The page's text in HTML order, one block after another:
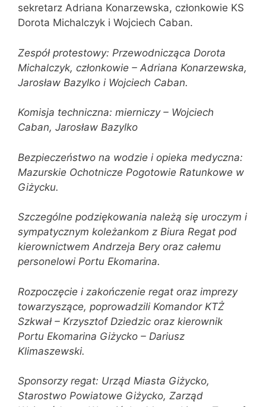
sekretarz Adriana Konarzewska, członkowie KS
Dorota Michalczyk i Wojciech Caban.
Zespół protestowy: Przewodnicząca Dorota
Michalczyk, członkowie – Adriana Konarzewska,
Jarosław Bazylko i Wojciech Caban.
Komisja techniczna: mierniczy – Wojciech
Caban, Jarosław Bazylko
Bezpieczeństwo na wodzie i opieka medyczna:
Mazurskie Ochotnicze Pogotowie Ratunkowe w
Giżycku.
Szczególne podziękowania należą się uroczym i
sympatycznym koleżankom z Biura Regat pod
kierownictwem Andrzeja Bery oraz całemu
personelowi Portu Ekomarina.
Rozpoczęcie i zakończenie regat oraz imprezy
towarzyszące, poprowadzili Komandor KTŻ
Szkwał – Krzysztof Dziedzic oraz kierownik
Portu Ekomarina Giżycko – Dariusz
Klimaszewski.
Sponsorzy regat: Urząd Miasta Giżycko,
Starostwo Powiatowe Giżycko, Zarząd